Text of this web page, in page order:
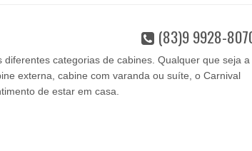
(83)9 9928-
categorias de cabines. Qualquer que seja a
externa, cabine com varanda ou suíte, o Carnival
de estar em casa.